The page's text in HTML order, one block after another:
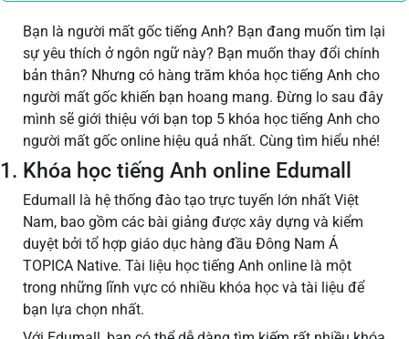
Bạn là người mất gốc tiếng Anh? Bạn đang muốn tìm lại
sự yêu thích ở ngôn ngữ này? Bạn muốn thay đổi chính
bản thân? Nhưng có hàng trăm khóa học tiếng Anh cho
người mất gốc khiến bạn hoang mang. Đừng lo sau đây
mình sẽ giới thiệu với bạn top 5 khóa học tiếng Anh cho
người mất gốc online hiệu quả nhất. Cùng tìm hiểu nhé!
1. Khóa học tiếng Anh online Edumall
Edumall là hệ thống đào tạo trực tuyến lớn nhất Việt
Nam, bao gồm các bài giảng được xây dựng và kiểm
duyệt bởi tổ hợp giáo dục hàng đầu Đông Nam Á
TOPICA Native. Tài liệu học tiếng Anh online là một
trong những lĩnh vực có nhiều khóa học và tài liệu để
bạn lựa chọn nhất.